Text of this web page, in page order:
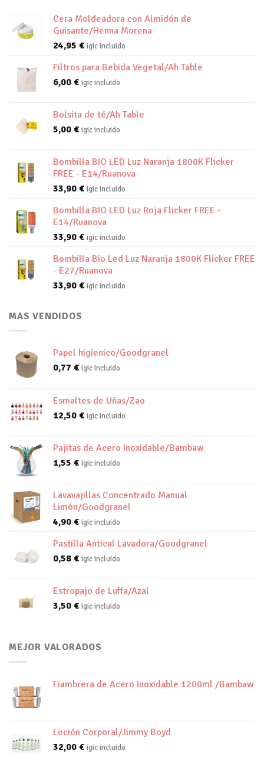
Cera Moldeadora con Almidón de
Guisante/Henna Morena
24,95 € igic incluido
Filtros para Bebida Vegetal/Ah Table
6,00 € igic incluido
Bolsita de té/Ah Table
5,00 € igic incluido
Bombilla BIO LED Luz Naranja 1800K Flicker
FREE - E14/Ruanova
33,90 € igic incluido
Bombilla BIO LED Luz Roja Flicker FREE -
E14/Ruanova
33,90 € igic incluido
Bombilla Bio Led Luz Naranja 1800K Flicker FREE
- E27/Ruanova
33,90 € igic incluido
MAS VENDIDOS
Papel higienico/Goodgranel
0,77 € igic incluido
Esmaltes de Uñas/Zao
12,50 € igic incluido
Pajitas de Acero Inoxidable/Bambaw
1,55 € igic incluido
Lavavajillas Concentrado Manual
Limón/Goodgranel
4,90 € igic incluido
Pastilla Antical Lavadora/Goodgranel
0,58 € igic incluido
Estropajo de Luffa/Azal
3,50 € igic incluido
MEJOR VALORADOS
Fiambrera de Acero Inoxidable 1200ml /Bambaw
Loción Corporal/Jimmy Boyd
32,00 € igic incluido